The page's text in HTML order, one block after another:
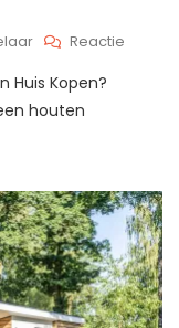
Reactie
Houten
Huis
Huis Kopen?
houten